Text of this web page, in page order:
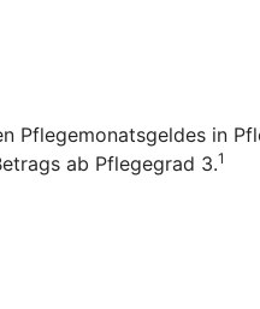
Pflegemonatsgeldes in
ab Pflegegrad 3.1